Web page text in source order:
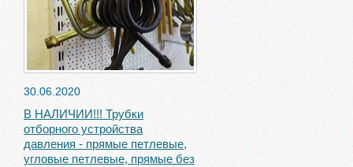
30.06.2020
В НАЛИЧИИ!!! Трубки
отборного устройства
давления - прямые петлевые,
угловые петлевые, прямые без